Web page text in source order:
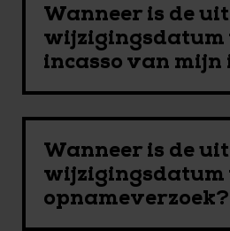
Wanneer is de
wijzigingsdatum
incasso van mijn
Wanneer is de
wijzigingsdatum
opnameverzoek?